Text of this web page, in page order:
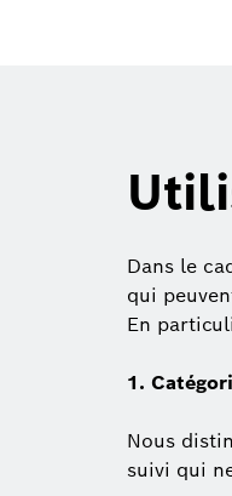
Dans le
qui
En
1.
Nous
suivi qui